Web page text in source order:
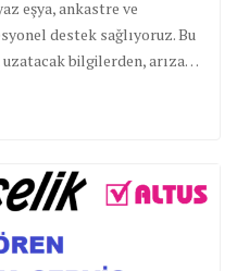
eşya, ankastre ve
destek sağlıyoruz. Bu
uzatacak bilgilerden, arıza…